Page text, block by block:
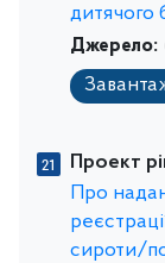
дитячого
Джерело:
Проект
Про
сироти/